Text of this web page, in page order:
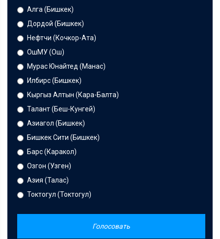
Алга (Бишкек)
Дордой (Бишкек)
Нефтчи (Кочкор-Ата)
ОшМУ (Ош)
Мурас Юнайтед (Манас)
Илбирс (Бишкек)
Кыргыз Алтын (Кара-Балта)
Талант (Беш-Кунгей)
Азиагол (Бишкек)
Бишкек Сити (Бишкек)
Барс (Каракол)
Озгон (Узген)
Азия (Талас)
Токтогул (Токтогул)
Голосовать